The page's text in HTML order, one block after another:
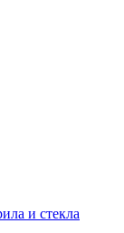
и стекла